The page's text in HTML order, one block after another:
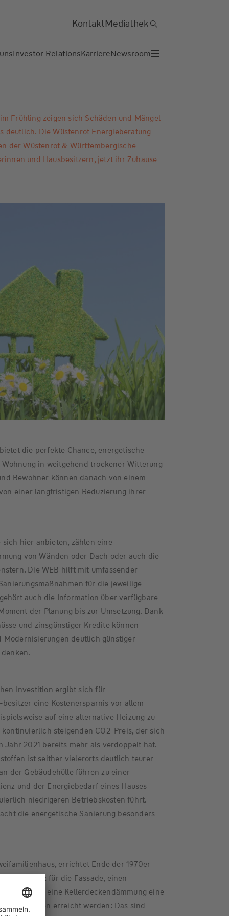
Investor RelationsKarriereNewsroom
KontaktMediathek
Frühling zeigen sich Schäden und Mängel
deutlich. Die Wüstenrot Energieberatung
der Wüstenrot & Württembergische-
und Hausbesitzern, jetzt ihr Zuhause
die perfekte Chance, energetische
in weitgehend trockener Witterung
Bewohner können danach von einem
einer langfristigen Reduzierung ihrer
hier anbieten, zählen eine
von Wänden oder Dach oder auch die
Die WEB hilft mit umfassender
für die jeweilige
auch die Information über verfügbare
der Planung bis zur Umsetzung. Dank
und zinsgünstiger Kredite können
Modernisierungen deutlich günstiger
Investition ergibt sich für
eine Kostenersparnis vor allem
auf eine alternative Heizung zu
steigenden CO2-Preis, der sich
Jahr 2021 bereits mehr als verdoppelt hat.
ist seither vielerorts deutlich teurer
der Gebäudehülle führen zu einer
und der Energiebedarf eines Hauses
niedrigeren Betriebskosten führt.
die energetische Sanierung besonders
errichtet Ende der 1970er
für die Fassade, einen
und eine Kellerdeckendämmung eine
erreicht werden: Das sind